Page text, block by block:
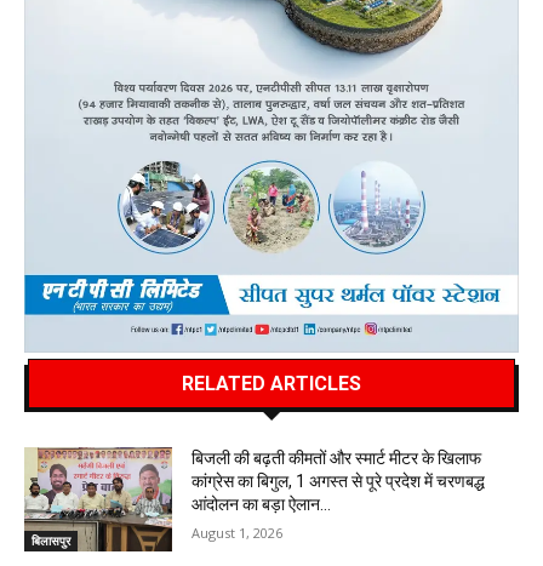
RELATED ARTICLES
बिलासपुर
बिजली की बढ़ती कीमतों और स्मार्ट मीटर के खिलाफ
कांग्रेस का बिगुल, 1 अगस्त से पूरे प्रदेश में चरणबद्ध
आंदोलन का बड़ा ऐलान…
August 1, 2026